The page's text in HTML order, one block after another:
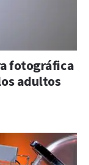
fotográfica
adultos